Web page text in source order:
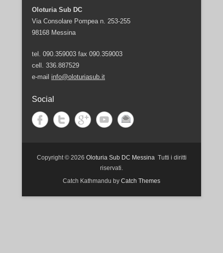
Oloturia Sub DC
Via Consolare Pompea n. 253-255
98168 Messina
tel. 090.359003 fax 090.359003
cell. 336.887529
e-mail info@oloturiasub.it
Social
Copyright © 2026 Oloturia Sub DC MessinaTutti i diritti
riservati.
Catch Kathmandu by Catch Themes